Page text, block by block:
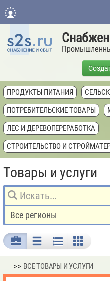
ПРОДУКТЫ ПИТАНИЯ
ПОТРЕБИТЕЛЬСКИЕ ТОВАРЫ
ЛЕС И ДЕРЕВОПЕРЕРАБОТКА
СТРОИТЕЛЬСТВО И
ТОПЛИВНАЯ ПРОМЫШЛЕННОСТЬ
ТЕХНИКА, ОБОРУДОВАНИЕ,
НЕДВИЖИМОСТЬ И ЗЕМЛЯ
Товары и услуги
>>ВСЕ ТОВАРЫ И УСЛУГИ